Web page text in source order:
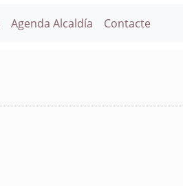
Agenda Alcaldía Contacte